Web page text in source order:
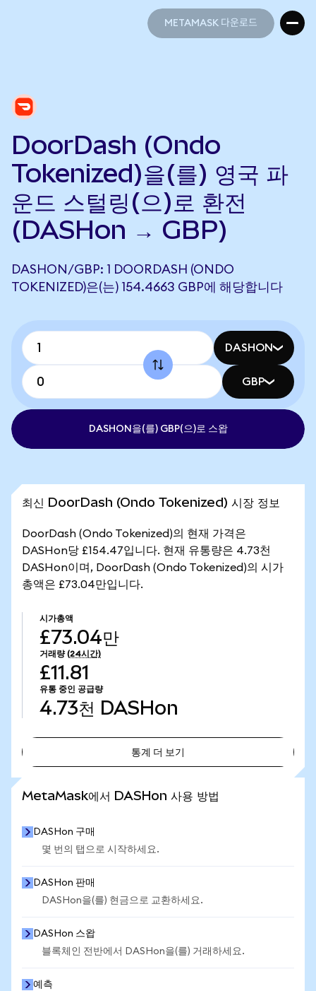
METAMASK 다운로드
DoorDash (Ondo
Tokenized)을(를) 영국 파
운드 스털링(으)로 환전
(DASHon → GBP)
DASHON/GBP: 1 DOORDASH (ONDO
TOKENIZED)은(는) 154.4663 GBP에 해당합니다
DASHON
GBP
DASHON을(를) GBP(으)로 스왑
최신 DoorDash (Ondo Tokenized) 시장 정보
DoorDash (Ondo Tokenized)의 현재 가격은
DASHon당 £154.47입니다. 현재 유통량은 4.73천
DASHon이며, DoorDash (Ondo Tokenized)의 시가
총액은 £73.04만입니다.
시가총액
£73.04만
거래량 (24시간)
£11.81
유통 중인 공급량
4.73천 DASHon
통계 더 보기
MetaMask에서 DASHon 사용 방법
DASHon 구매
몇 번의 탭으로 시작하세요.
DASHon 판매
DASHon을(를) 현금으로 교환하세요.
DASHon 스왑
블록체인 전반에서 DASHon을(를) 거래하세요.
예측